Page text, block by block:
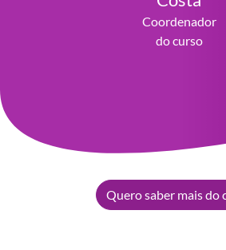
Coordenador
do curso
Quero saber mais do